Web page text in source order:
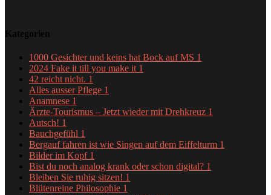
Kategorien
1000 Gesichter und keins hat Bock auf MS 1
2024 Fake it till you make it 1
42 reicht nicht. 1
Alles ausser Pflege 1
Anamnese 1
Ärzte-Tourismus – Jetzt wieder mit Drehkreuz 1
Autsch! 1
Bauchgefühl 1
Bergauf fahren ist wie Singen auf dem Eiffelturm 1
Bilder im Kopf 1
Bist du noch analog krank oder schon digital? 1
Bleiben Sie ruhig sitzen! 1
Blütenreine Philosophie 1